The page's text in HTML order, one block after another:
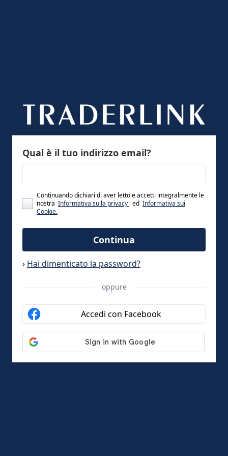
Qual è il tuo indirizzo email?
Continuando dichiari di aver letto e accetti integralmente le
nostra Informativa sulla privacy ed Informativa sui
Cookie.
Continua
› Hai dimenticato la password?
oppure
Accedi con Facebook